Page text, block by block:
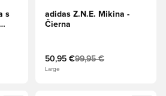
s
adidas Z.N.E. Mikina -
Čierna
50,95 €99,95 €
Large